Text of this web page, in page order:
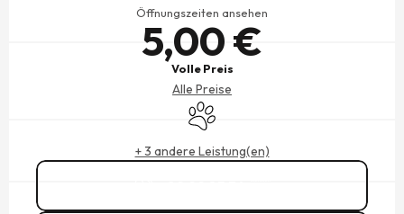
Öffnungszeiten ansehen
5,00 €
Volle Preis
Alle Preise
Tiere erlaubt
+ 3 andere Leistung(en)